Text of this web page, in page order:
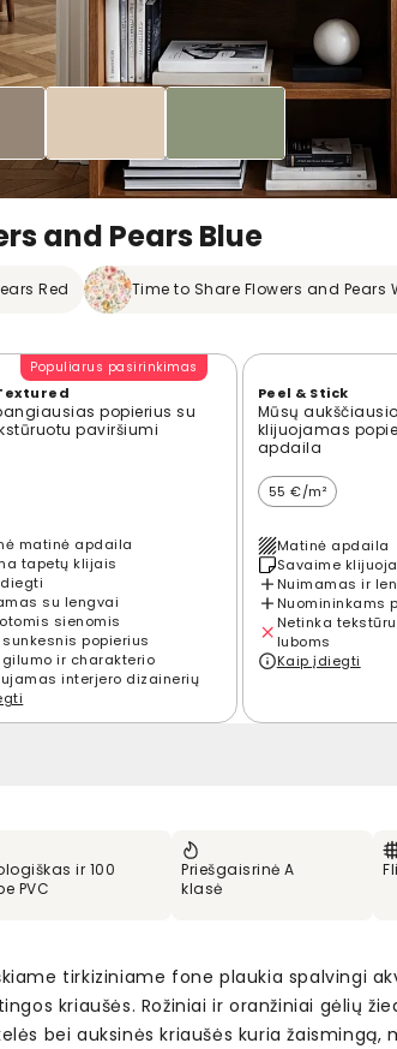
and Pears Blue
Red Time to Share Flowers and Pears
Populiarus pasirinkimas
popierius su
paviršiumi
matinė apdaila
tapetų klijais
su lengvai
sienomis
sunkesnis popierius
ir charakterio
interjero dizainerių
Peel & Stick
Mūsų
klijuojamas
apdaila
55 €/m²
Matinė apdaila
Savaime
Nuimamas ir
Nuomininkams
Netinka
luboms
Kaip įdiegti
ir 100
PVC
Priešgaisrinė A
klasė
tirkiziniame fone plaukia spalvingi
kriaušės. Rožiniai ir oranžiniai gėlių
bei auksinės kriaušės kuria žaismingą,